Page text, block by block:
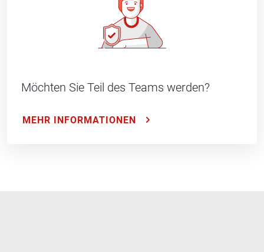
Möchten Sie Teil des Teams werden?
MEHR INFORMATIONEN